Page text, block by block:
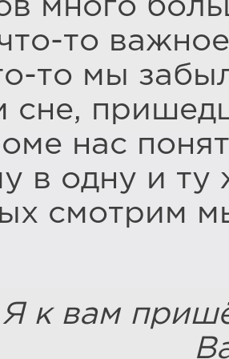
много
то
то мы
сне,
нас
в одну и ту
смотрим
пришёл